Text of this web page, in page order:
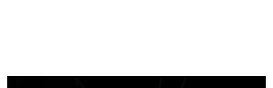
Imagen de portada